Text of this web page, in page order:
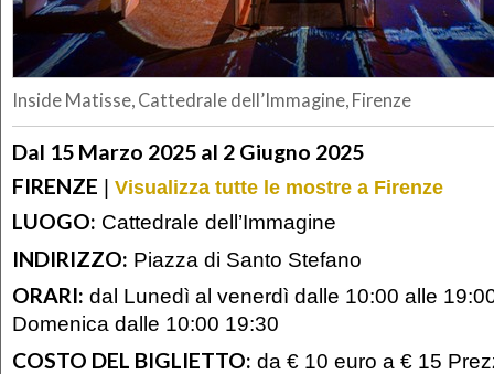
Inside Matisse, Cattedrale dell’Immagine, Firenze
Dal 15 Marzo 2025 al 2 Giugno 2025
FIRENZE | Visualizza tutte le mostre a Firenze
LUOGO: Cattedrale dell’Immagine
INDIRIZZO: Piazza di Santo Stefano
ORARI: dal Lunedì al venerdì dalle 10:00 alle
Domenica dalle 10:00 19:30
COSTO DEL BIGLIETTO: da € 10 euro a € 15